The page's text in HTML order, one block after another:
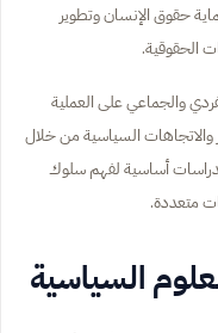
حقوق الإنسان وتطوير
الحقوقية.
والجماعي على العملية
والاتجاهات السياسية من خلال
الدراسات أساسية لفهم سلوك
متعددة.
السياسية